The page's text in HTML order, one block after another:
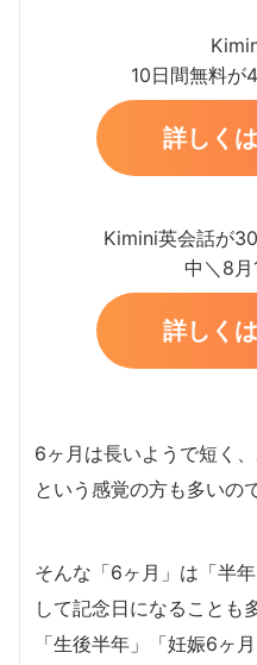
10日間無料が
詳しく
Kimini英会話が
中＼8
詳しく
6ヶ月は長いようで短く
という感覚の方も多いの
そんな「6ヶ月」は「半
して記念日になることも
「生後半年」「妊娠6ヶ